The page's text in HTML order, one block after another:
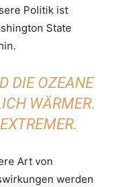
Politik ist
State
DIE OZEANE
WÄRMER.
Art von
werden